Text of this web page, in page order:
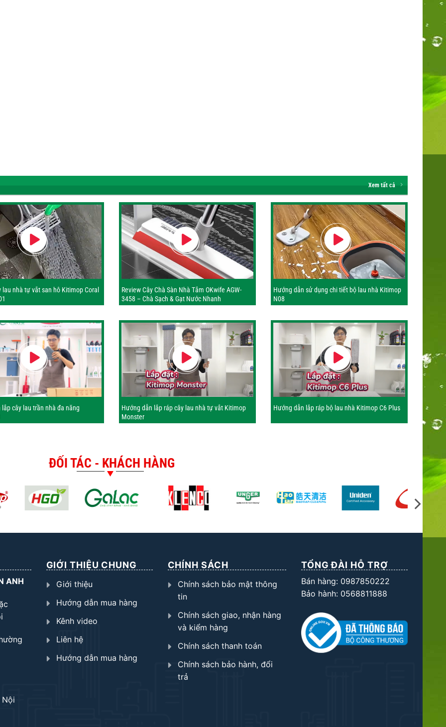
Xem tất cả
lau nhà tự vắt san hô Kitimop Coral
Review Cây Chà Sàn Nhà Tắm OKwife AGW-
3458 – Chà Sạch & Gạt Nước Nhanh
Hướng dẫn sử dụng chi tiết bộ lau nhà Kitimop
N08
cây lau trần nhà đa năng
Hướng dẫn lắp ráp cây lau nhà tự vắt Kitimop
Monster
Hướng dẫn lắp ráp bộ lau nhà Kitimop C6 Plus
ĐỐI TÁC - KHÁCH HÀNG
ANH
Nội
GIỚI THIỆU CHUNG
Giới thiệu
Hướng dẫn mua hàng
Kênh video
Liên hệ
Hướng dẫn mua hàng
CHÍNH SÁCH
Chính sách bảo mật thông
tin
Chính sách giao, nhận hàng
và kiểm hàng
Chính sách thanh toán
Chính sách bảo hành, đổi
trả
TỔNG ĐÀI HỖ TRỢ
Bán hàng: 0987850222
Bảo hành: 0568811888